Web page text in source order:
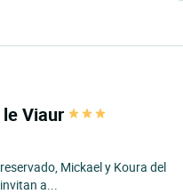
le Viaur
Mickael y Koura del
a...